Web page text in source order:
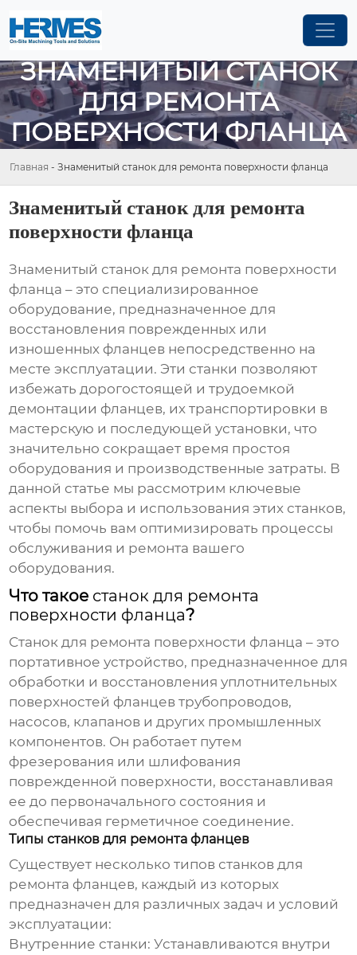
ЗНАМЕНИТЫЙ СТАНОК
ДЛЯ РЕМОНТА
ПОВЕРХНОСТИ ФЛАНЦА
Главная - Знаменитый станок для ремонта поверхности фланца
Знаменитый станок для ремонта
поверхности фланца
Знаменитый станок для ремонта поверхности
фланца – это специализированное
оборудование, предназначенное для
восстановления поврежденных или
изношенных фланцев непосредственно на
месте эксплуатации. Эти станки позволяют
избежать дорогостоящей и трудоемкой
демонтации фланцев, их транспортировки в
мастерскую и последующей установки, что
значительно сокращает время простоя
оборудования и производственные затраты. В
данной статье мы рассмотрим ключевые
аспекты выбора и использования этих станков,
чтобы помочь вам оптимизировать процессы
обслуживания и ремонта вашего
оборудования.
Что такое станок для ремонта
поверхности фланца?
Станок для ремонта поверхности фланца – это
портативное устройство, предназначенное для
обработки и восстановления уплотнительных
поверхностей фланцев трубопроводов,
насосов, клапанов и других промышленных
компонентов. Он работает путем
фрезерования или шлифования
поврежденной поверхности, восстанавливая
ее до первоначального состояния и
обеспечивая герметичное соединение.
Типы станков для ремонта фланцев
Существует несколько типов станков для
ремонта фланцев, каждый из которых
предназначен для различных задач и условий
эксплуатации:
Внутренние станки: Устанавливаются внутри